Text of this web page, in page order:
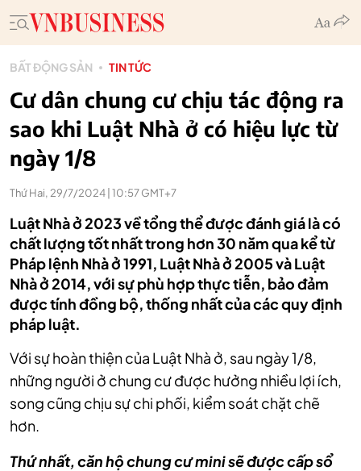
BẤT ĐỘNG SẢN TIN TỨC
Cư dân chung cư chịu tác động ra
sao khi Luật Nhà ở có hiệu lực từ
ngày 1/8
Thứ Hai, 29/7/2024 | 10:57 GMT+7
Luật Nhà ở 2023 về tổng thể được đánh giá là có
chất lượng tốt nhất trong hơn 30 năm qua kể từ
Pháp lệnh Nhà ở 1991, Luật Nhà ở 2005 và Luật
Nhà ở 2014, với sự phù hợp thực tiễn, bảo đảm
được tính đồng bộ, thống nhất của các quy định
pháp luật.
Với sự hoàn thiện của Luật Nhà ở, sau ngày 1/8,
những người ở chung cư được hưởng nhiều lợi ích,
song cũng chịu sự chi phối, kiểm soát chặt chẽ
hơn.
Thứ nhất, căn hộ chung cư mini sẽ được cấp sổ